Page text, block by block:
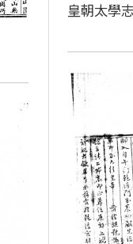
皇朝太學